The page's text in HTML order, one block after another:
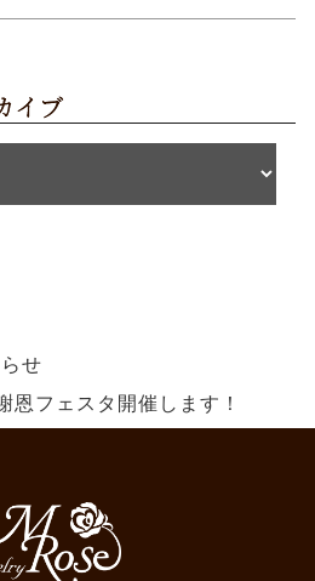
せ
恩フェスタ開催します！